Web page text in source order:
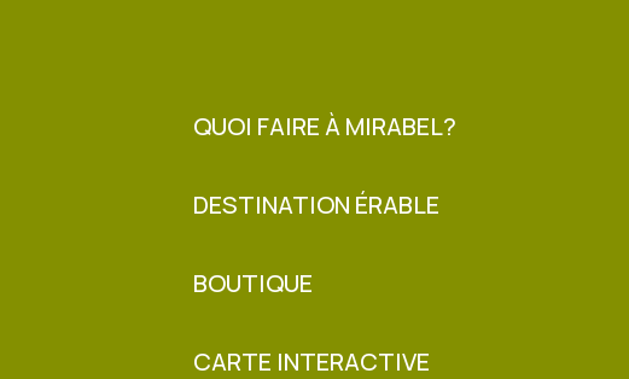
QUOI FAIRE À MIRABEL?
DESTINATION ÉRABLE
BOUTIQUE
CARTE INTERACTIVE